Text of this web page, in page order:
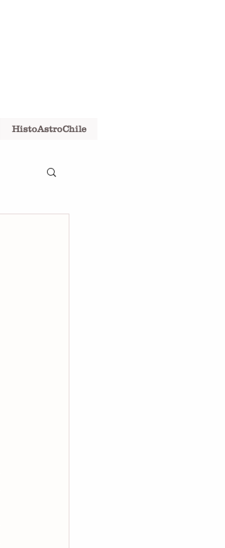
HistoAstroChile